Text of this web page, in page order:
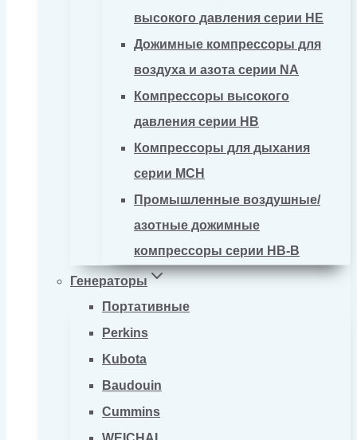
высокого давления серии HE
Дожимные компрессоры для
воздуха и азота серии NA
Компрессоры высокого
давления серии HB
Компрессоры для дыхания
серии MCH
Промышленные воздушные/
азотные дожимные
компрессоры серии HB-B
Генераторы
Портативные
Perkins
Kubota
Baudouin
Cummins